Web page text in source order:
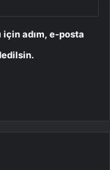
için adım, e-posta